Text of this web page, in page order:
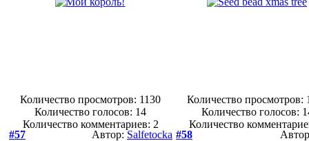
Количество просмотров: 1130
Количество голосов: 14
Количество комментариев: 2
Количество просмотров:
Количество голосов:
Количество
#57
Автор: Salfetocka #58